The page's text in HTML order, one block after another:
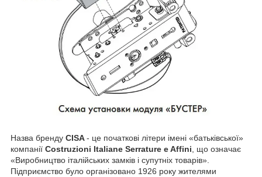
Назва бренду CISA- це початкові літери імені «батьківської»
компанії Costruzioni Italiane Serrature e Affini , що означає
«Виробництво італійських замків і супутніх товарів».
Підприємство було організовано 1926 року жителями